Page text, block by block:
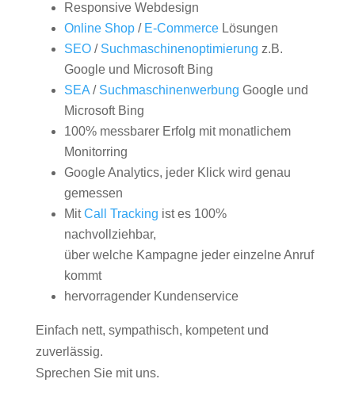
Responsive Webdesign
Online Shop/ E-CommerceLösungen
SEO/ Suchmaschinenoptimierung z.B.
Google und Microsoft Bing
SEA/ Suchmaschinenwerbung Google und
Microsoft Bing
100% messbarer Erfolg mit monatlichem
Monitorring
Google Analytics, jeder Klick wird genau
gemessen
MitCall Tracking ist es 100%
nachvollziehbar,
über welche Kampagne jeder einzelne Anruf
kommt
hervorragender Kundenservice
Einfach nett, sympathisch, kompetent und
zuverlässig.
Sprechen Sie mit uns.